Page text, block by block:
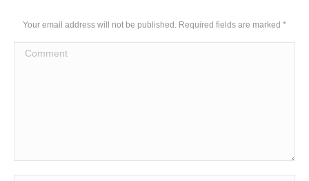
Your email address will not be published. Required fields are marked *
Comment